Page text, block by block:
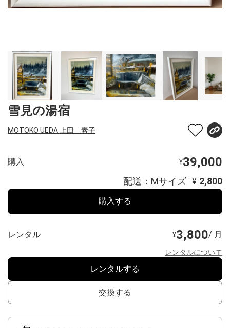
雪見の湯宿
MOTOKO UEDA 上田 素子
購入 ¥39,000
配送：Mサイズ ¥ 2,800
購入する
レンタル ¥3,800/ 月
レンタルについて
レンタルする
交換する